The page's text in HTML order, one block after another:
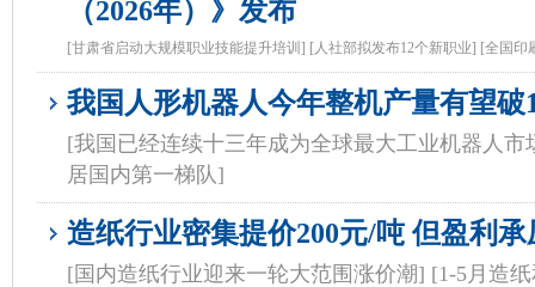
（2026年）》发布
[甘肃省启动大规模职业技能提升培训] [人社部拟发布12个新职业] [全国印
我国人形机器人今年整机产量有望破
[我国已经连续十三年成为全球最大工业机器人市
居国内第一梯队]
造纸行业密集提价200元/吨 但盈利
[国内造纸行业迎来一轮大范围涨价潮] [1-5月造